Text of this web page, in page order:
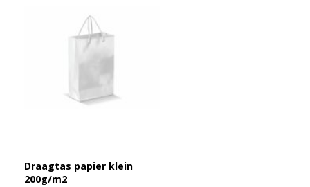
Draagtas papier klein
200g/m2